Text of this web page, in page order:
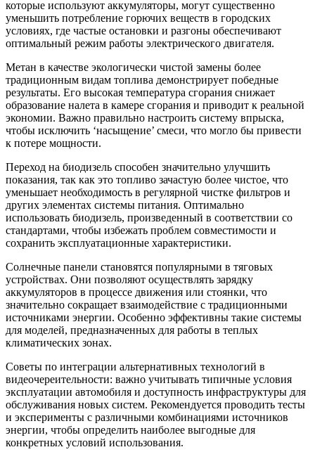
которые используют аккумуляторы, могут существенно
уменьшить потребление горючих веществ в городских
условиях, где частые остановки и разгоны обеспечивают
оптимальный режим работы электрического двигателя.
Метан в качестве экологически чистой замены более
традиционным видам топлива демонстрирует победные
результаты. Его высокая температура сгорания снижает
образование налета в камере сгорания и приводит к реальной
экономии. Важно правильно настроить систему впрыска,
чтобы исключить ‘насыщение’ смеси, что могло бы привести
к потере мощности.
Переход на биодизель способен значительно улучшить
показания, так как это топливо зачастую более чистое, что
уменьшает необходимость в регулярной чистке фильтров и
других элементах системы питания. Оптимально
использовать биодизель, произведенный в соответствии со
стандартами, чтобы избежать проблем совместимости и
сохранить эксплуатационные характеристики.
Солнечные панели становятся популярными в тяговых
устройствах. Они позволяют осуществлять зарядку
аккумуляторов в процессе движения или стоянки, что
значительно сокращает взаимодействие с традиционными
источниками энергии. Особенно эффективны такие системы
для моделей, предназначенных для работы в теплых
климатических зонах.
Советы по интеграции альтернативных технологий в
видеочереительности: важно учитывать типичные условия
эксплуатации автомобиля и доступность инфраструктуры для
обслуживания новых систем. Рекомендуется проводить тесты
и эксперименты с различными комбинациями источников
энергии, чтобы определить наиболее выгодные для
конкретных условий использования.